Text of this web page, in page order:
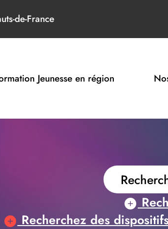
de-France
Jeunesse en région
Recherchez des